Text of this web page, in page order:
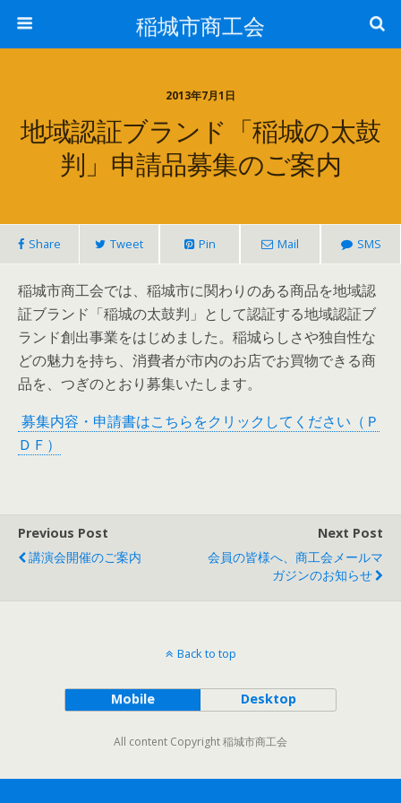
稲城市商工会
2013年7月1日
地域認証ブランド「稲城の太鼓
判」申請品募集のご案内
Share Tweet Pin Mail SMS
稲城市商工会では、稲城市に関わりのある商品を地域認
証ブランド「稲城の太鼓判」として認証する地域認証ブ
ランド創出事業をはじめました。稲城らしさや独自性な
どの魅力を持ち、消費者が市内のお店でお買物できる商
品を、つぎのとおり募集いたします。
募集内容・申請書はこちらをクリックしてください（Ｐ
ＤＦ）
Previous Post
講演会開催のご案内
Next Post
会員の皆様へ、商工会メールマ
ガジンのお知らせ
Back to top
Mobile Desktop
All content Copyright 稲城市商工会